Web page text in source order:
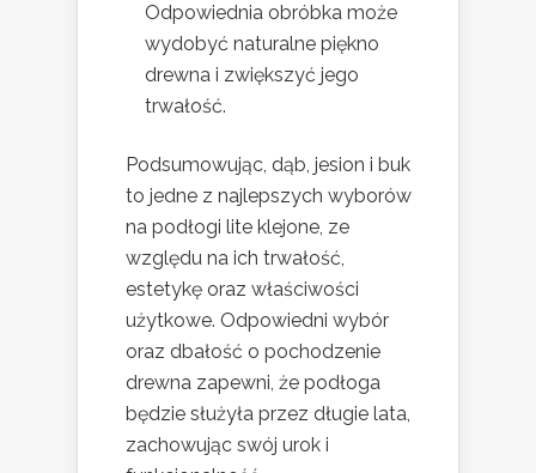
Odpowiednia obróbka może
wydobyć naturalne piękno
drewna i zwiększyć jego
trwałość.
Podsumowując, dąb, jesion i buk
to jedne z najlepszych wyborów
na podłogi lite klejone, ze
względu na ich trwałość,
estetykę oraz właściwości
użytkowe. Odpowiedni wybór
oraz dbałość o pochodzenie
drewna zapewni, że podłoga
będzie służyła przez długie lata,
zachowując swój urok i